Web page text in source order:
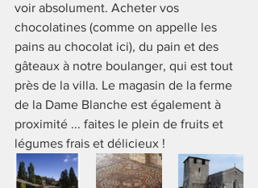
voir absolument. Acheter vos
chocolatines (comme on appelle les
pains au chocolat ici), du pain et des
gâteaux à notre boulanger, qui est tout
près de la villa. Le magasin de la ferme
de la Dame Blanche est également à
proximité ... faites le plein de fruits et
légumes frais et délicieux !